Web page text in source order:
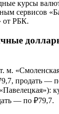
курсы
сервисов
от РБК.
м.
продать —
— по ₽79,7.